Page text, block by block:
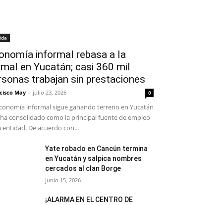
informal rebasa a la
en Yucatán; casi 360 mil
trabajan sin prestaciones
May - julio 23, 2026 0
informal sigue ganando terreno en Yucatán
consolidado como la principal fuente de empleo
entidad. De acuerdo con...
Yate robado en Cancún termina
en Yucatán y salpica nombres
cercados al clan Borge
junio 15, 2026
¡ALARMA EN EL CENTRO DE